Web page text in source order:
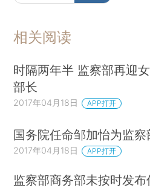
相关阅读
时隔两年半 监察部再迎
部长
2017年04月18日 APP打开
国务院任命邹加怡为监察
2017年04月18日 APP打开
监察部商务部未按时发布